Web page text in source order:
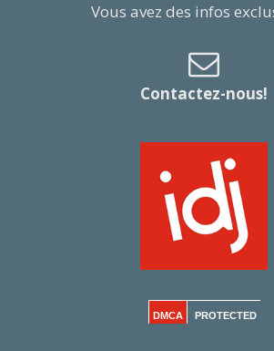
Vous avez des infos
Contactez-nous!
DMCA PROTECTED